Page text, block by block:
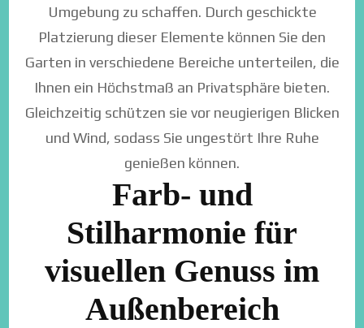
Umgebung zu schaffen. Durch geschickte
Platzierung dieser Elemente können Sie den
Garten in verschiedene Bereiche unterteilen, die
Ihnen ein Höchstmaß an Privatsphäre bieten.
Gleichzeitig schützen sie vor neugierigen Blicken
und Wind, sodass Sie ungestört Ihre Ruhe
genießen können.
Farb- und
Stilharmonie für
visuellen Genuss im
Außenbereich